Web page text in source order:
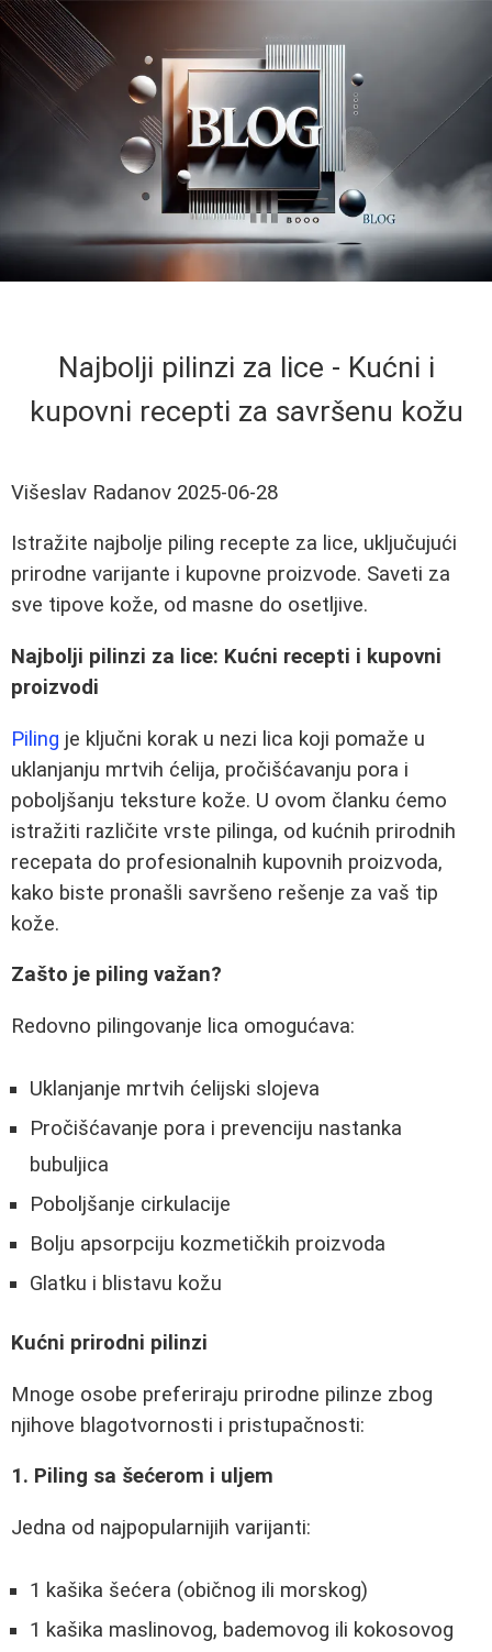
Najbolji pilinzi za lice - Kućni i
kupovni recepti za savršenu kožu
Višeslav Radanov 2025-06-28
Istražite najbolje piling recepte za lice, uključujući
prirodne varijante i kupovne proizvode. Saveti za
sve tipove kože, od masne do osetljive.
Najbolji pilinzi za lice: Kućni recepti i kupovni
proizvodi
Piling je ključni korak u nezi lica koji pomaže u
uklanjanju mrtvih ćelija, pročišćavanju pora i
poboljšanju teksture kože. U ovom članku ćemo
istražiti različite vrste pilinga, od kućnih prirodnih
recepata do profesionalnih kupovnih proizvoda,
kako biste pronašli savršeno rešenje za vaš tip
kože.
Zašto je piling važan?
Redovno pilingovanje lica omogućava:
Uklanjanje mrtvih ćelijski slojeva
Pročišćavanje pora i prevenciju nastanka
bubuljica
Poboljšanje cirkulacije
Bolju apsorpciju kozmetičkih proizvoda
Glatku i blistavu kožu
Kućni prirodni pilinzi
Mnoge osobe preferiraju prirodne pilinze zbog
njihove blagotvornosti i pristupačnosti:
1. Piling sa šećerom i uljem
Jedna od najpopularnijih varijanti:
1 kašika šećera (običnog ili morskog)
1 kašika maslinovog, bademovog ili kokosovog